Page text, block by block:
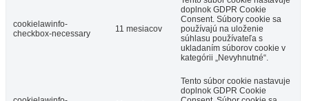
cookielawinfo-
checkbox-necessary
11 mesiacov
doplnok GDPR Cookie
Consent. Súbory cookie sa
používajú na uloženie
súhlasu používateľa s
ukladaním súborov cookie v
kategórii „Nevyhnutné“.
Tento súbor cookie nastavuje
doplnok GDPR Cookie